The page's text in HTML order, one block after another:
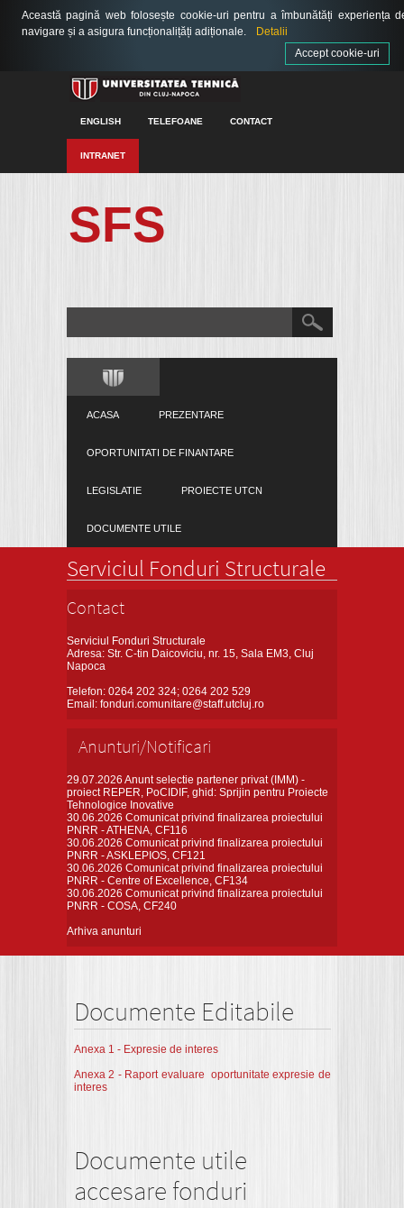
ENGLISH TELEFOANE CONTACT
INTRANET
SFS
ACASA PREZENTARE
OPORTUNITATI DE FINANTARE
LEGISLATIE PROIECTE UTCN
DOCUMENTE UTILE
Serviciul Fonduri Structurale
Contact
Serviciul Fonduri Structurale
Adresa: Str. C-tin Daicoviciu, nr. 15, Sala EM3, Cluj
Napoca
Telefon: 0264 202 324; 0264 202 529
Email: fonduri.comunitare@staff.utcluj.ro
Anunturi/Notificari
29.07.2026 Anunt selectie partener privat (IMM) -
proiect REPER, PoCIDIF, ghid: Sprijin pentru Proiecte
Tehnologice Inovative
30.06.2026 Comunicat privind finalizarea proiectului
PNRR - ATHENA, CF116
30.06.2026 Comunicat privind finalizarea proiectului
PNRR - ASKLEPIOS, CF121
30.06.2026 Comunicat privind finalizarea proiectului
PNRR - Centre of Excellence, CF134
30.06.2026 Comunicat privind finalizarea proiectului
PNRR - COSA, CF240
Arhiva anunturi
Documente Editabile
Anexa 1 - Expresie de interes
Anexa 2 - Raport evaluare oportunitate expresie de
interes
Documente utile
accesare fonduri
Această pagină web folosește cookie-uri pentru a îmbunătăți experiența
navigare și a asigura funcționalițăți adiționale.
Detalii
Accept cookie-uri